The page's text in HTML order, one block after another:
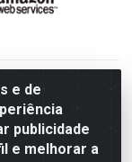
e de
publicidade
e melhorar a
101 Sul, nº3700
0001-95
PB e RN.